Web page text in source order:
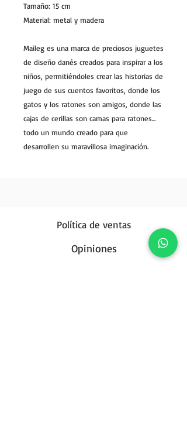
Tamaño: 15 cm
Material: metal y madera
Maileg es una marca de preciosos juguetes
de diseño danés creados para inspirar a los
niños, permitiéndoles crear las historias de
juego de sus cuentos favoritos, donde los
gatos y los ratones son amigos, donde las
cajas de cerillas son camas para ratones...
todo un mundo creado para que
desarrollen su maravillosa imaginación.
Política de ventas
Opiniones